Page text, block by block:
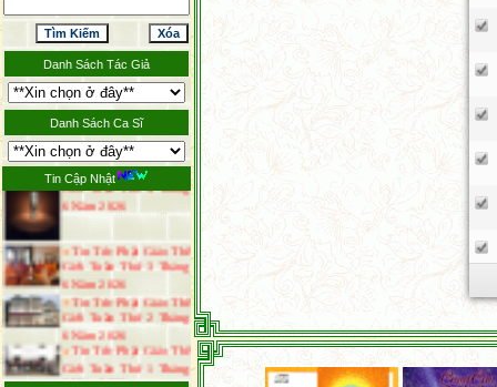
Danh Sách Tác Giả
Danh Sách Ca Sĩ
Tin Cập Nhật
Giới Tuần Thứ 3 Tháng
7 Năm 2026
Thông Báo Đại Lễ Vu
Lan Báo Hiếu Năm 2026
Tin Tức Phật Giáo Thế
Giới Tuần Thứ 1 Tháng
7 Năm 2026
Tin Tức Phật Giáo Thế
Giới Tuần Thứ 4 Tháng
6 Năm 2026
Giới Tuần Thứ 3 Tháng
6 Năm 2026
Tin Tức Phật Giáo Thế
Giới Tuần Thứ 2 Tháng
6 Năm 2026
Tin Tức Phật Giáo Thế
Giới Tuần Thứ 1 Tháng
6 Năm 2026
Tin Tức Phật Giáo Thế